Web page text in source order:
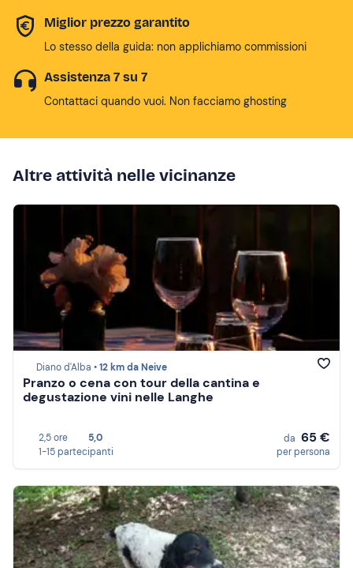
Miglior prezzo garantito
Lo stesso della guida: non applichiamo commissioni
Assistenza 7 su 7
Contattaci quando vuoi. Non facciamo ghosting
Altre attività nelle vicinanze
Diano d'Alba •12 km da Neive
Pranzo o cena con tour della cantina e
degustazione vini nelle Langhe
2,5 ore
5,0
1-15 partecipanti
da 65 €
per persona